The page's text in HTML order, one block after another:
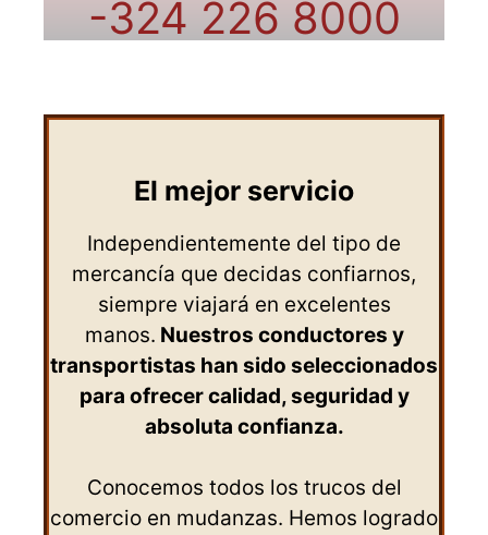
-324 226 8000
El mejor servicio
Independientemente del tipo de
mercancía que decidas confiarnos,
siempre viajará en excelentes
manos. Nuestros conductores y
transportistas han sido seleccionados
para ofrecer calidad, seguridad y
absoluta confianza.
Conocemos todos los trucos del
comercio en mudanzas. Hemos logrado